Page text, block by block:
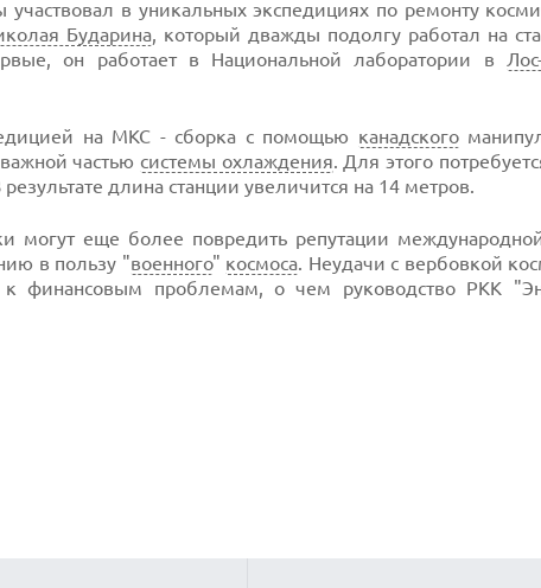
в уникальных экспедициях по ремонту
Бударина, который дважды подолгу работал на
он работает в Национальной лаборатории в
на МКС - сборка с помощью канадского
частью системы охлаждения. Для этого
длина станции увеличится на 14 метров.
могут еще более повредить репутации
в пользу "военного" космоса. Неудачи с вербовкой
финансовым проблемам, о чем руководство РКК